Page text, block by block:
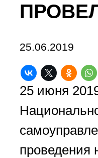
25.06.2019
25 июня
проведения